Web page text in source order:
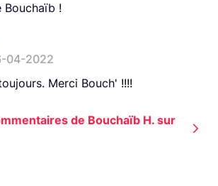
Bouchaïb !
04-2022
Merci Bouch' !!!!
de Bouchaïb H. sur